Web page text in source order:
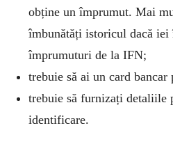
obține un împrumut. Mai
îmbunătăți istoricul dacă iei
împrumuturi de la IFN;
trebuie să ai un card
trebuie să furnizați detaliile
identificare.